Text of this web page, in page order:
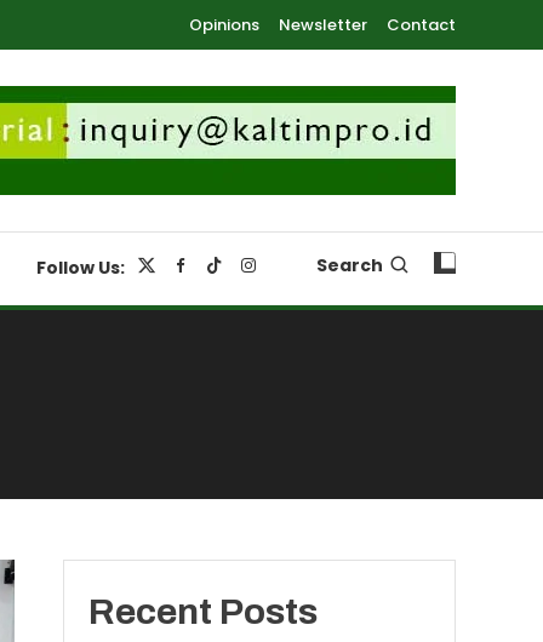
Opinions Newsletter Contact
Follow Us: Search
Recent Posts